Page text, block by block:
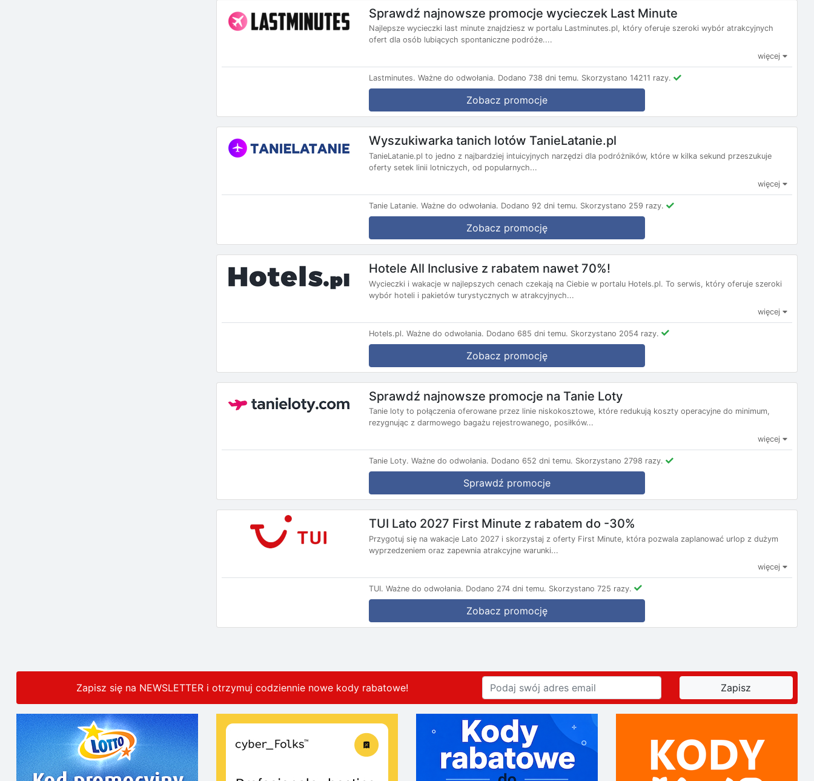
Sprawdź najnowsze promocje wycieczek Last Minute
Najlepsze wycieczki last minute znajdziesz w portalu Lastminutes.pl, który oferuje szeroki wybór atrakcyjnych
ofert dla osób lubiących spontaniczne podróże....
więcej
Lastminutes. Ważne do odwołania. Dodano 738 dni temu. Skorzystano 14211 razy.
Zobacz promocje
Wyszukiwarka tanich lotów TanieLatanie.pl
TanieLatanie.pl to jedno z najbardziej intuicyjnych narzędzi dla podróżników, które w kilka sekund przeszukuje
oferty setek linii lotniczych, od popularnych...
więcej
Tanie Latanie. Ważne do odwołania. Dodano 92 dni temu. Skorzystano 259 razy.
Zobacz promocję
Hotele All Inclusive z rabatem nawet 70%!
Wycieczki i wakacje w najlepszych cenach czekają na Ciebie w portalu Hotels.pl. To serwis, który oferuje szeroki
wybór hoteli i pakietów turystycznych w atrakcyjnych...
więcej
Hotels.pl. Ważne do odwołania. Dodano 685 dni temu. Skorzystano 2054 razy.
Zobacz promocję
Sprawdź najnowsze promocje na Tanie Loty
Tanie loty to połączenia oferowane przez linie niskokosztowe, które redukują koszty operacyjne do minimum,
rezygnując z darmowego bagażu rejestrowanego, posiłków...
więcej
Tanie Loty. Ważne do odwołania. Dodano 652 dni temu. Skorzystano 2798 razy.
Sprawdź promocje
TUI Lato 2027 First Minute z rabatem do -30%
Przygotuj się na wakacje Lato 2027 i skorzystaj z oferty First Minute, która pozwala zaplanować urlop z dużym
wyprzedzeniem oraz zapewnia atrakcyjne warunki...
więcej
TUI. Ważne do odwołania. Dodano 274 dni temu. Skorzystano 725 razy.
Zobacz promocję
Zapisz się na NEWSLETTER i otrzymuj codziennie nowe kody rabatowe!